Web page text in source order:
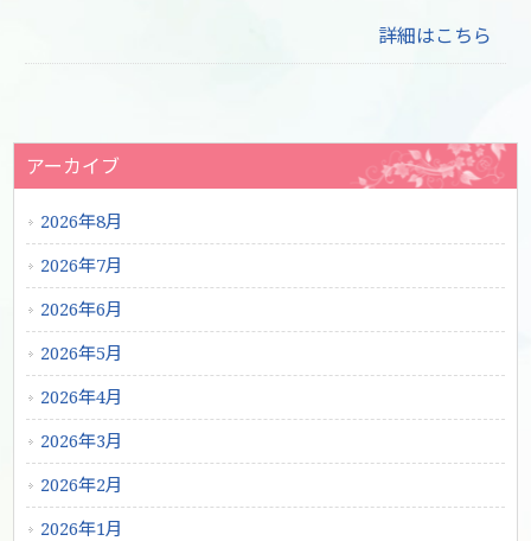
詳細はこちら
アーカイブ
2026年8月
2026年7月
2026年6月
2026年5月
2026年4月
2026年3月
2026年2月
2026年1月